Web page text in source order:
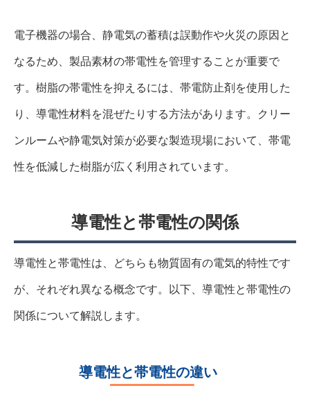
電子機器の場合、静電気の蓄積は誤動作や火災の原因と
なるため、製品素材の帯電性を管理することが重要で
す。樹脂の帯電性を抑えるには、帯電防止剤を使用した
り、導電性材料を混ぜたりする方法があります。クリー
ンルームや静電気対策が必要な製造現場において、帯電
性を低減した樹脂が広く利用されています。
導電性と帯電性の関係
導電性と帯電性は、どちらも物質固有の電気的特性です
が、それぞれ異なる概念です。以下、導電性と帯電性の
関係について解説します。
導電性と帯電性の違い